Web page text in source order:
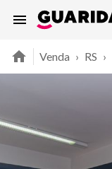
Venda › RS ›